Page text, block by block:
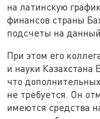
на латинскую
финансов страны
подсчеты на
При этом его
и науки Казахстана
что
не требуется. Он
имеются средства